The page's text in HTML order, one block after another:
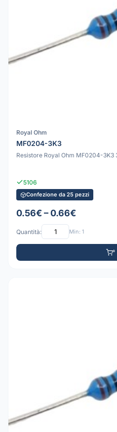
Royal Ohm
MF0204-3K3
Resistore Royal Ohm MF0204-
5106
Confezione da 25 pezzi
0.56€ – 0.66€
Quantità: Min: 1